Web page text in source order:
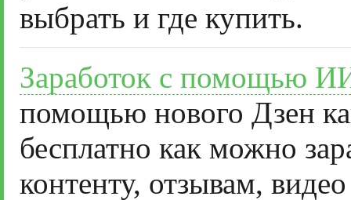
выбрать и где купить.
Заработок с помощью
помощью нового Дзен
бесплатно как можно
контенту, отзывам,